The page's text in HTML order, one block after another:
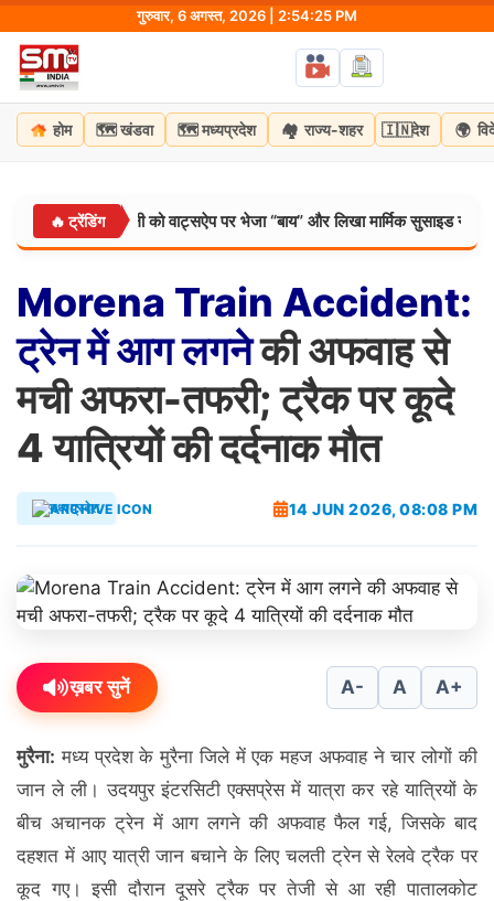
content
गुरुवार, 6 अगस्त, 2026 | 2:54:26 PM
होम 🗺️ खंडवा 🗺️ मध्यप्रदेश 🏘️ राज्य-शहर 🇮🇳देश 🌍
🔥 ट्रेंडिंग
सहेली को वाट्सऐप पर भेजा “बाय” और लिखा मार्मिक सुसाइड नोट
Morena Train Accident:
ट्रेनमेंआगलगनेकी अफवाह से
मची अफरा-तफरी; ट्रैक पर कूदे
4 यात्रियों की दर्दनाक मौत
मध्यप्रदेश 14 JUN 2026, 08:08 PM
ख़बर सुनें A- A A+
मुरैना: मध्य प्रदेश के मुरैना जिले में एक महज अफवाह ने चार लोगों की
जान ले ली। उदयपुर इंटरसिटी एक्सप्रेस में यात्रा कर रहे यात्रियों के
बीच अचानक ट्रेन में आग लगने की अफवाह फैल गई, जिसके बाद
दहशत में आए यात्री जान बचाने के लिए चलती ट्रेन से रेलवे ट्रैक पर
कूद गए। इसी दौरान दूसरे ट्रैक पर तेजी से आ रही पातालकोट